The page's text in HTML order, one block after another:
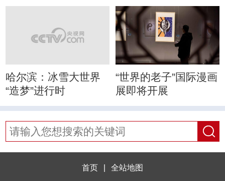
哈尔滨：冰雪大世界
“造梦”进行时
“世界的老子”国际漫画
展即将开展
首页 全站地图